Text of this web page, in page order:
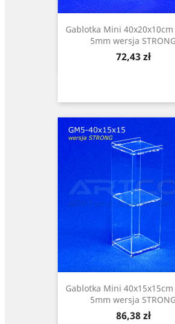
Gablotka Mini
5mm wersja STRONG
Cena
72,43 zł
Gablotka Mini
5mm wersja STRONG
Cena
86,38 zł